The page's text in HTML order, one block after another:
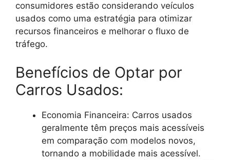
consumidores estão considerando veículos
usados como uma estratégia para otimizar
recursos financeiros e melhorar o fluxo de
tráfego.
Benefícios de Optar por
Carros Usados:
Economia Financeira: Carros usados
geralmente têm preços mais acessíveis
em comparação com modelos novos,
tornando a mobilidade mais acessível.